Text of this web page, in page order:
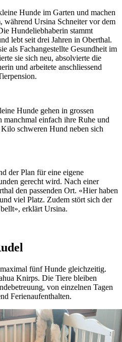
Hunde im Garten und machen
während Ursina Schneiter vor dem
Hundeliebhaberin stammt
lebt seit drei Jahren in Oberthal.
als Fachangestellte Gesundheit im
sie sich neu, absolvierte die
und arbeitete anschliessend
Hunde gehen in grossen
manchmal einfach ihre Ruhe und
schweren Hund neben sich
der Plan für eine eigene
gerecht wird. Nach einer
den passenden Ort. «Hier haben
viel Platz. Zudem stört sich der
erklärt Ursina.
fünf Hunde gleichzeitig.
Knirps. Die Tiere bleiben
von einzelnen Tagen
Ferienaufenthalten.